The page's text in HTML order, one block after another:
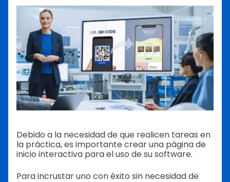
Debido a la necesidad de que realicen tareas en
la práctica, es importante crear una página de
inicio interactiva para el uso de su software.
Para incrustar uno con éxito sin necesidad de